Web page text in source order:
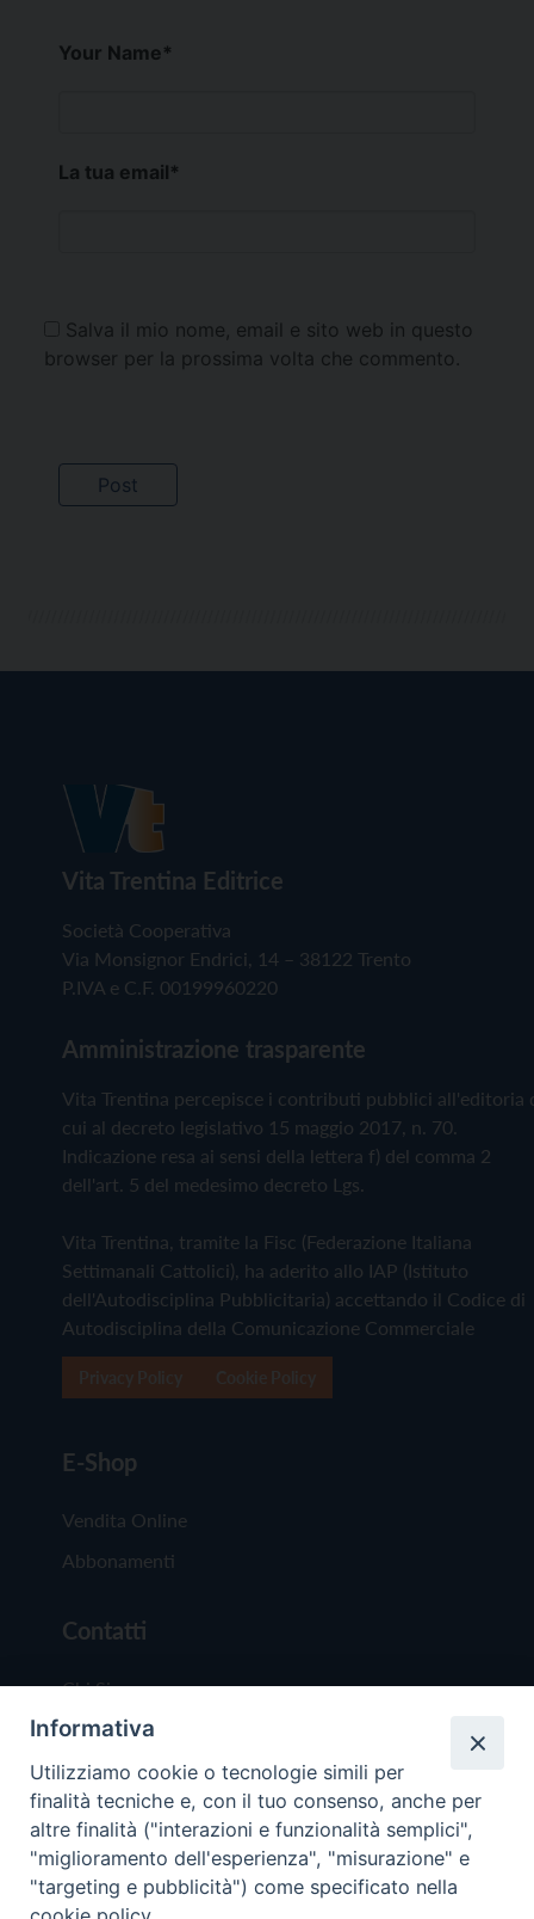
Your Name*
La tua email*
Salva il mio nome, email e sito web in questo
browser per la prossima volta che commento.
Vita Trentina Editrice
Società Cooperativa
Via Monsignor Endrici, 14 – 38122 Trento
P.IVA e C.F. 00199960220
Amministrazione trasparente
Vita Trentina percepisce i contributi pubblici all'editoria
cui al decreto legislativo 15 maggio 2017, n. 70.
Indicazione resa ai sensi della lettera f) del comma 2
dell'art. 5 del medesimo decreto Lgs.
Vita Trentina, tramite la Fisc (Federazione Italiana
Settimanali Cattolici), ha aderito allo IAP (Istituto
dell'Autodisciplina Pubblicitaria) accettando il Codice di
Autodisciplina della Comunicazione Commerciale
E-Shop
Vendita Online
Abbonamenti
Contatti
Chi Siamo
Redazione
Scrivici
Informativa
Utilizziamo cookie o tecnologie simili per
finalità tecniche e, con il tuo consenso, anche per
altre finalità ("interazioni e funzionalità semplici",
"miglioramento dell'esperienza", "misurazione" e
"targeting e pubblicità") come specificato nella